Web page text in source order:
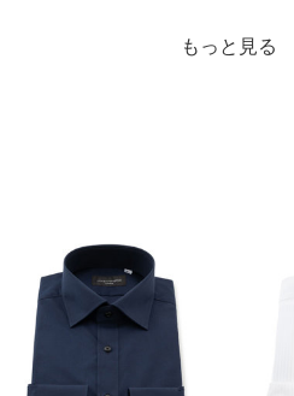
もっと見る